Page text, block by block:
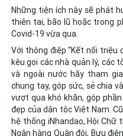
Những tiện ích này sẽ phát
thiên tai, bão lũ hoặc trong
Covid-19 vừa qua.
Với thông điệp “Kết nối triệu
kêu gọi các nhà quản lý, các
và ngoài nước hãy tham
chung tay, góp sức, sẻ chia
vượt qua khó khăn, góp
đẹp của dân tộc Việt Nam.
hệ thống iNhandao, Hội Chữ
Ngân hàng Quân đội, Bưu